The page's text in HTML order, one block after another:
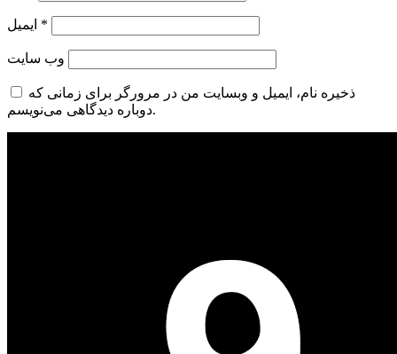
*
وب‌ سایت
ذخیره نام، ایمیل و وبسایت من در مرورگر برای زمانی که
دوباره دیدگاهی می‌نویسم.